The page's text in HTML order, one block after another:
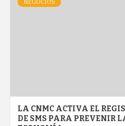
NEGOCIOS
LA CNMC ACTIVA EL
DE SMS PARA PREVENIR